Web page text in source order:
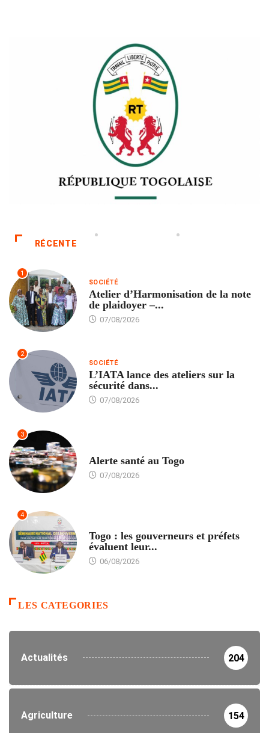
RÉCENTE
1
SOCIÉTÉ
Atelier d’Harmonisation de la note
de plaidoyer –...
07/08/2026
2
SOCIÉTÉ
L’IATA lance des ateliers sur la
sécurité dans...
07/08/2026
3
Alerte santé au Togo
07/08/2026
4
Togo : les gouverneurs et préfets
évaluent leur...
06/08/2026
LES CATEGORIES
Actualités 204
Agriculture 154